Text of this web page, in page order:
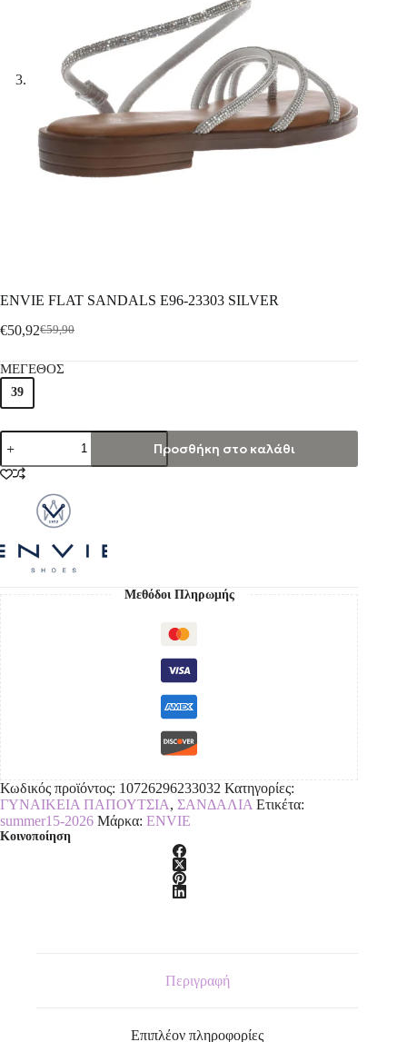
ENVIE FLAT SANDALS E96-23303 SILVER
€59,90
€50,92
ΜΕΓΕΘΟΣ
39
Προσθήκη στο καλάθι
Μεθόδοι Πληρωμής
Κωδικός προϊόντος: 10726296233032 Κατηγορίες:
ΓΥΝΑΙΚΕΙΑ ΠΑΠΟΥΤΣΙΑ, ΣΑΝΔΑΛΙΑ Ετικέτα:
summer15-2026 Μάρκα: ENVIE
Κοινοποίηση
Περιγραφή
Επιπλέον πληροφορίες